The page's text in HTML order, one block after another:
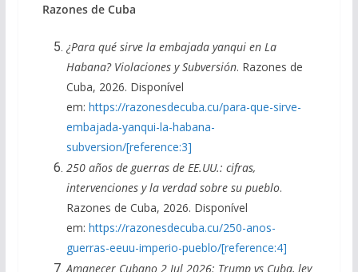
Razones de Cuba
¿Para qué sirve la embajada yanqui en La
Habana? Violaciones y Subversión. Razones de
Cuba, 2026. Disponível
em: https://razonesdecuba.cu/para-que-sirve-
embajada-yanqui-la-habana-
subversion/[reference:3]
250 años de guerras de EE.UU.: cifras,
intervenciones y la verdad sobre su pueblo.
Razones de Cuba, 2026. Disponível
em: https://razonesdecuba.cu/250-anos-
guerras-eeuu-imperio-pueblo/[reference:4]
Amanecer Cubano 2 Jul 2026: Trump vs Cuba, ley